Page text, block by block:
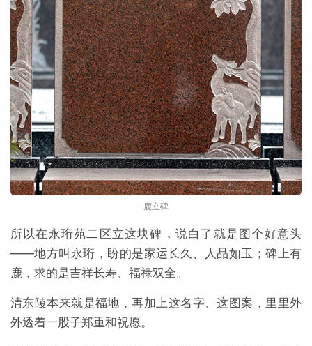
鹿立碑
所以在永珩苑二区立这块碑，说白了就是图个好意头
——地方叫永珩，盼的是家运长久、人品如玉；碑上有
鹿，求的是吉祥长寿、福禄双全。
清东陵本来就是福地，再加上这名字、这图案，里里外
外透着一股子郑重和祝愿。